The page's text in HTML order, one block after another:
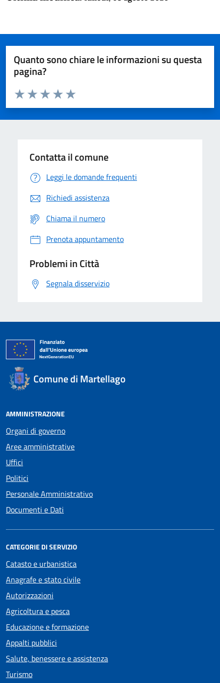
Quanto sono chiare le informazioni su questa
pagina?
Domanda
Valuta da 1 a 5 stelle la pagina
Valuta 5 stelle su 5
Valuta 4 stelle su 5
Valuta 3 stelle su 5
Valuta 2 stelle su 5
Valuta 1 stelle su 5
Contatta il comune
Leggi le domande frequenti
Richiedi assistenza
Chiama il numero
Prenota appuntamento
Problemi in Città
Segnala disservizio
Comune di Martellago
AMMINISTRAZIONE
Organi di governo
Aree amministrative
Uffici
Politici
Personale Amministrativo
Documenti e Dati
CATEGORIE DI SERVIZIO
Catasto e urbanistica
Anagrafe e stato civile
Autorizzazioni
Agricoltura e pesca
Educazione e formazione
Appalti pubblici
Salute, benessere e assistenza
Turismo